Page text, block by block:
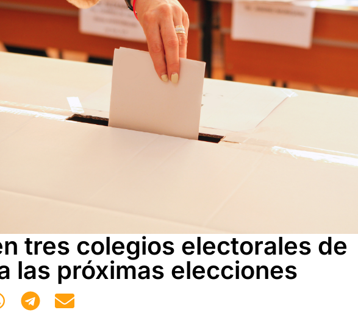
tres colegios electorales de
las próximas elecciones